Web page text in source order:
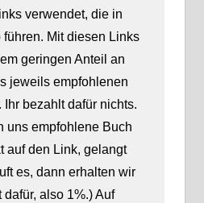
verwendet, die in
Mit diesen Links
geringen Anteil an
jeweils empfohlenen
Ihr bezahlt dafür nichts.
uns empfohlene Buch
auf den Link, gelangt
es, dann erhalten wir
also 1%.) Auf